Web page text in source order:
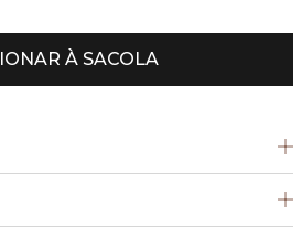
À SACOLA